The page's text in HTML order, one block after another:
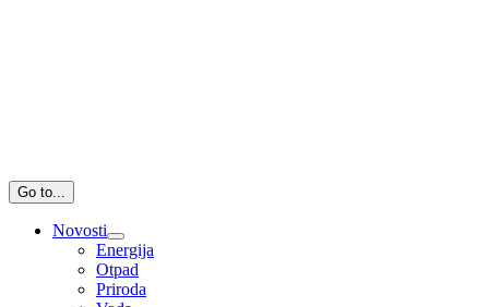
Go to...
Novosti
Energija
Otpad
Priroda